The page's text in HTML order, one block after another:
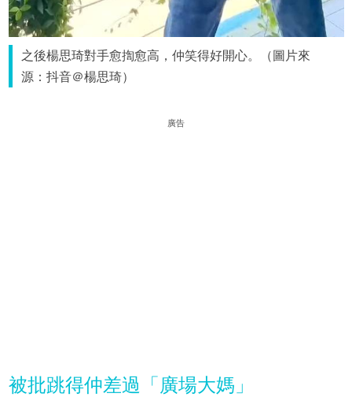
之後楊思琦對手愈揈愈高，仲笑得好開心。（圖片來
源：抖音＠楊思琦）
廣告
被批跳得仲差過「廣場大媽」